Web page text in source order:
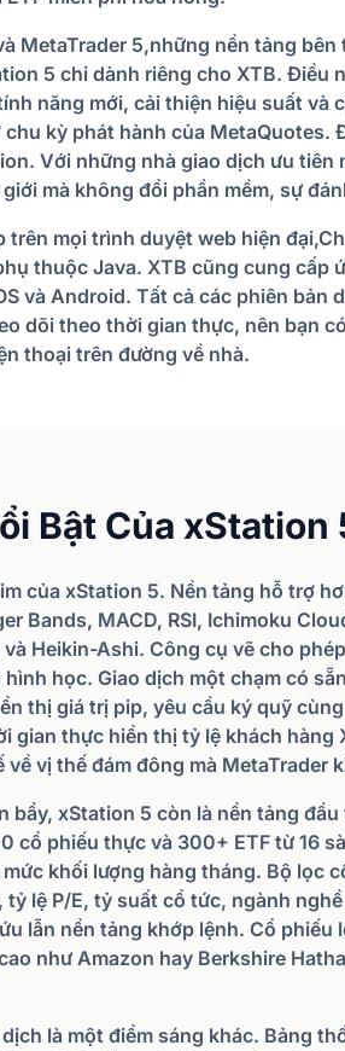
MetaTrader 5,những nền tảng
5 chỉ dành riêng cho XTB. Điều
năng mới, cải thiện hiệu suất và
kỳ phát hành của MetaQuotes.
Với những nhà giao dịch ưu tiên
mà không đổi phần mềm, sự
mọi trình duyệt web hiện
thuộc Java. XTB cũng cung cấp
và Android. Tất cả các phiên bản
dõi theo thời gian thực, nên bạn
thoại trên đường về nhà.
Bật Của xStation
của xStation 5. Nền tảng hỗ trợ
Bands, MACD, RSI, Ichimoku
Heikin-Ashi. Công cụ vẽ cho
học. Giao dịch một chạm có
thị giá trị pip, yêu cầu ký quỹ
gian thực hiển thị tỷ lệ khách hàng
vị thế đám đông mà MetaTrader
bẩy, xStation 5 còn là nền tảng
cổ phiếu thực và 300+ ETF từ 16
khối lượng hàng tháng. Bộ lọc
lệ P/E, tỷ suất cổ tức, ngành
lẫn nền tảng khớp lệnh. Cổ phiếu
như Amazon hay Berkshire
là một điểm sáng khác. Bảng